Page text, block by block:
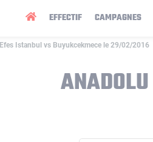
EFFECTIF CAMPAGNES
Istanbul vs Buyukcekmece le 29/02/2016